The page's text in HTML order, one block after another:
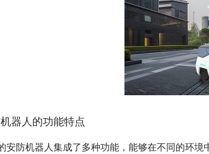
器人的功能特点
安防机器人集成了多种功能，能够在不同的环